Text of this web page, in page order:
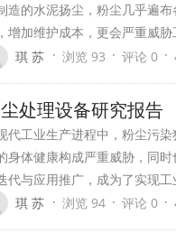
造的水泥扬尘，粉尘几乎遍
增加维护成本，更会严重威胁
琪 苏 · 浏览 93 · 评论 0 ·
处理设备研究报告
代工业生产进程中，粉尘污
身体健康构成严重威胁，同
代与应用推广，成为了实现工
琪 苏 · 浏览 94 · 评论 0 ·